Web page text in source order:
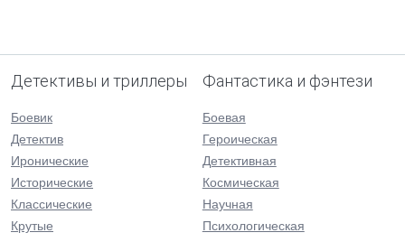
Детективы и триллеры
Боевик
Детектив
Иронические
Исторические
Классические
Крутые
Фантастика и фэнтези
Боевая
Героическая
Детективная
Космическая
Научная
Психологическая